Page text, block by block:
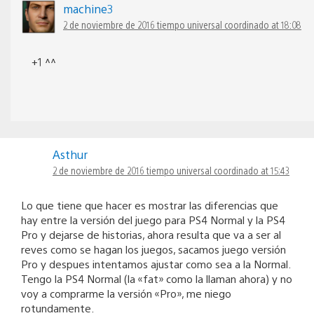
machine3
2 de noviembre de 2016 tiempo universal coordinado at 18:08
+1 ^^
Asthur
2 de noviembre de 2016 tiempo universal coordinado at 15:43
Lo que tiene que hacer es mostrar las diferencias que
hay entre la versión del juego para PS4 Normal y la PS4
Pro y dejarse de historias, ahora resulta que va a ser al
reves como se hagan los juegos, sacamos juego versión
Pro y despues intentamos ajustar como sea a la Normal.
Tengo la PS4 Normal (la «fat» como la llaman ahora) y no
voy a comprarme la versión «Pro», me niego
rotundamente.